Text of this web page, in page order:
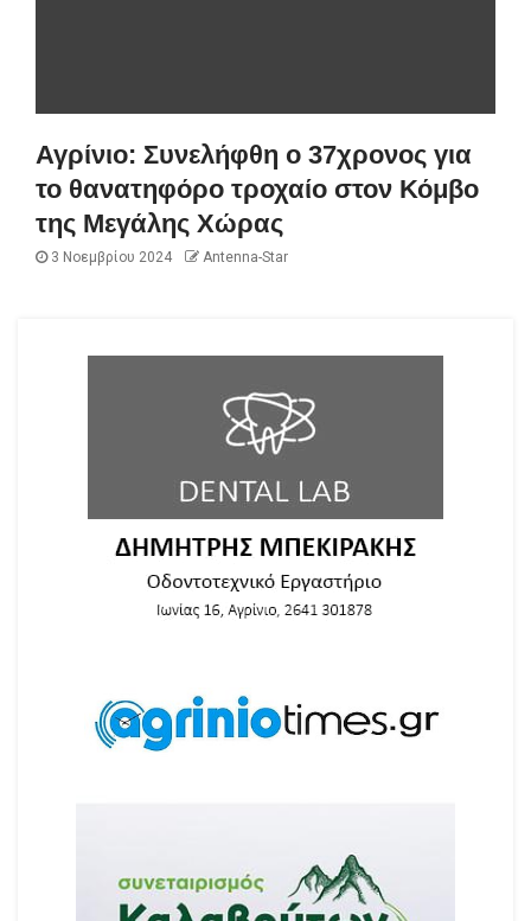
Αγρίνιο: Συνελήφθη ο 37χρονος για
το θανατηφόρο τροχαίο στον Κόμβο
της Μεγάλης Χώρας
3 Νοεμβρίου 2024 Antenna-Star